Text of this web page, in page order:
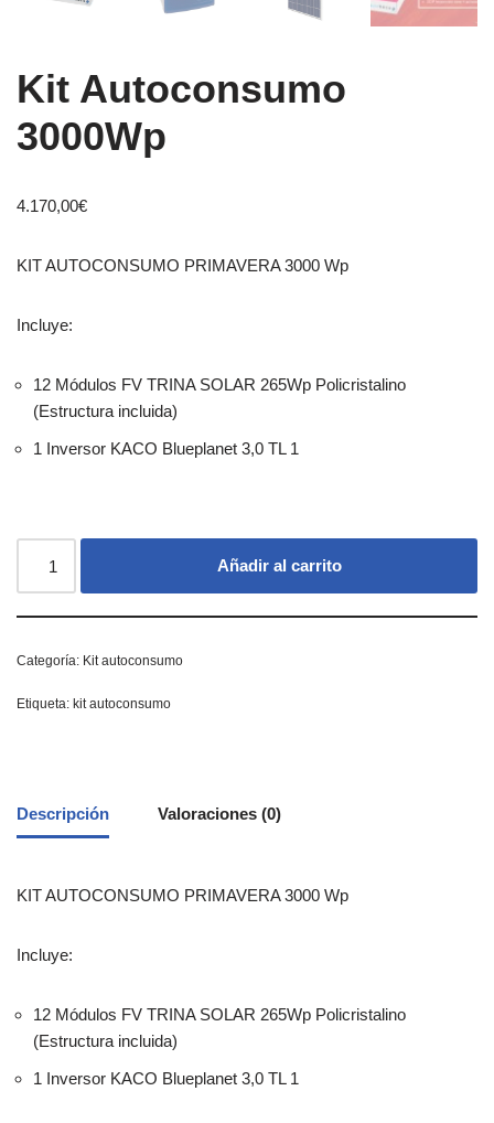
Kit Autoconsumo
3000Wp
4.170,00€
KIT AUTOCONSUMO PRIMAVERA 3000 Wp
Incluye:
12 Módulos FV TRINA SOLAR 265Wp Policristalino
(Estructura incluida)
1 Inversor KACO Blueplanet 3,0 TL 1
Añadir al carrito
Categoría: Kit autoconsumo
Etiqueta: kit autoconsumo
Descripción Valoraciones (0)
KIT AUTOCONSUMO PRIMAVERA 3000 Wp
Incluye:
12 Módulos FV TRINA SOLAR 265Wp Policristalino
(Estructura incluida)
1 Inversor KACO Blueplanet 3,0 TL 1